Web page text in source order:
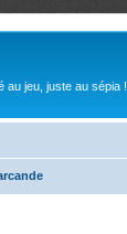
au jeu, juste au sépia !